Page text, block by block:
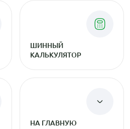
ШИННЫЙ
КАЛЬКУЛЯТОР
НА ГЛАВНУЮ